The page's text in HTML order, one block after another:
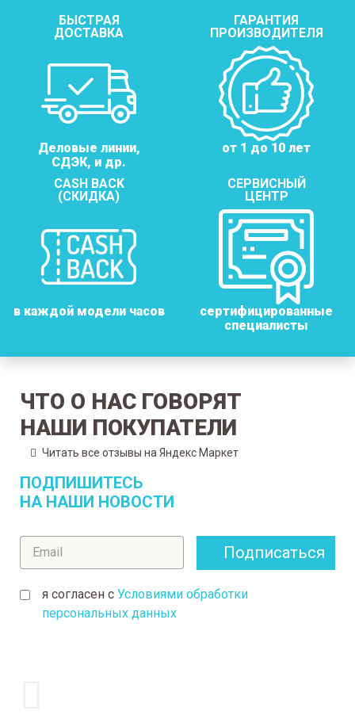
БЫСТРАЯ
ДОСТАВКА
Деловые линии,
СДЭК, и др.
ГАРАНТИЯ
ПРОИЗВОДИТЕЛЯ
от 1 до 10 лет
CASH BACK
(СКИДКА)
в каждой модели часов
СЕРВИСНЫЙ
ЦЕНТР
сертифицированные
специалисты
ЧТО О НАС ГОВОРЯТ
НАШИ ПОКУПАТЕЛИ
Читать все отзывы на Яндекс Маркет
ПОДПИШИТЕСЬ
НА НАШИ НОВОСТИ
я согласен с Условиями обработки
персональных данных
Подписаться